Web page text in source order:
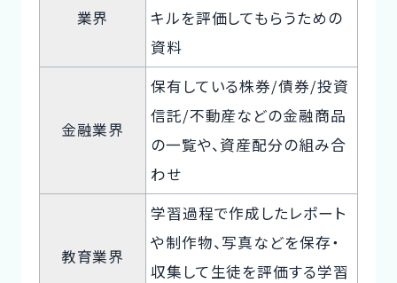
業界
キルを評価してもらうための
資料
金融業界
保有している株券/債券/投資
信託/不動産などの金融商品
の一覧や、資産配分の組み合
わせ
教育業界
学習過程で作成したレポート
や制作物、写真などを保存・
収集して生徒を評価する学習